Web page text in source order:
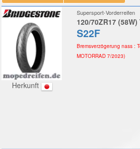
Herkunft
Supersport-Vorderreifen
120/70ZR17 (58W)
S22F
Bremsverzögerung nass :
MOTORRAD 7/2023)